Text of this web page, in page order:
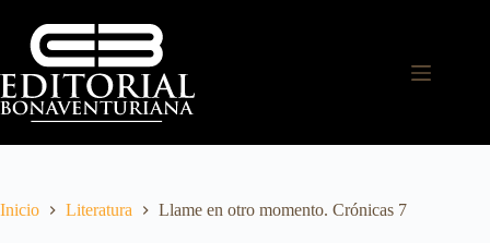
Inicio Literatura Llame en otro momento. Crónicas 7